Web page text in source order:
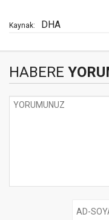
Kaynak: DHA
HABERE